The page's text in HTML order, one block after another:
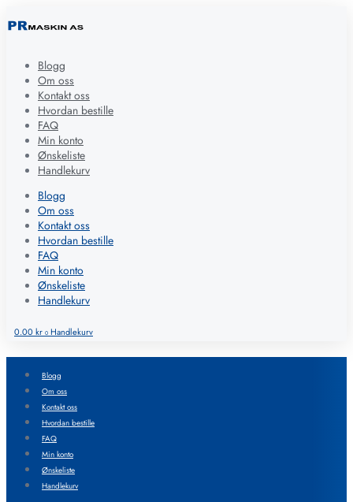
Blogg
Om oss
Kontakt oss
Hvordan bestille
FAQ
Min konto
Ønskeliste
Handlekurv
Blogg
Om oss
Kontakt oss
Hvordan bestille
FAQ
Min konto
Ønskeliste
Handlekurv
0.00kr 0 Handlekurv
Blogg
Om oss
Kontakt oss
Hvordan bestille
FAQ
Min konto
Ønskeliste
Handlekurv